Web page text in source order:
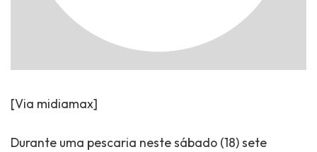
[Via midiamax]
Durante uma pescaria neste sábado (18) sete